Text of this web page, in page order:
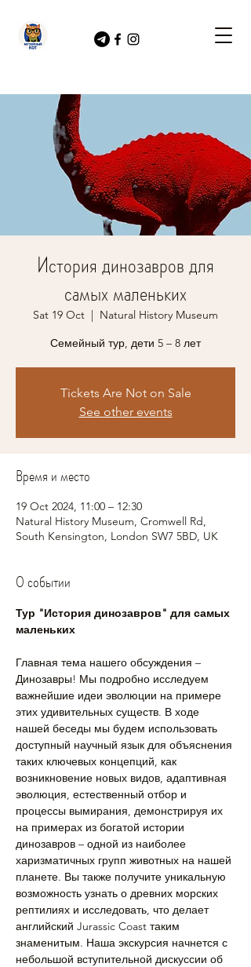
История динозавров для
самых маленьких
Sat 19 Oct
  |
Natural History Museum
Семейный тур, дети 5 – 8 лет
Tickets Are Not on Sale
See other events
Время и место
19 Oct 2024, 11:00 – 12:30
Natural History Museum, Cromwell Rd,
South Kensington, London SW7 5BD, UK
О событии
Тур "История динозавров" для самых
маленьких
Главная тема нашего обсуждения –
Динозавры! Мы подробно исследуем
важнейшие идеи эволюции на примере
этих удивительных существ. В ходе
нашей беседы мы будем использовать
доступный научный язык для объяснения
таких ключевых концепций, как
возникновение новых видов, адаптивная
эволюция, естественный отбор и
процессы вымирания, демонстрируя их
на примерах из богатой истории
динозавров – одной из наиболее
харизматичных групп животных на нашей
планете. Вы также получите уникальную
возможность узнать о древних морских
рептилиях и исследовать, что делает
английский Jurassic Coast таким
знаменитым. Наша экскурсия начнется с
небольшой вступительной дискуссии об